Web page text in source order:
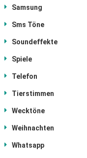
Samsung
Sms Töne
Soundeffekte
Spiele
Telefon
Tierstimmen
Wecktöne
Weihnachten
Whatsapp